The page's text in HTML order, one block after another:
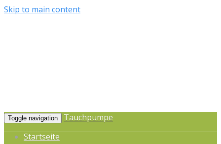
Skip to main content
Toggle navigation
Tauchpumpe
Startseite